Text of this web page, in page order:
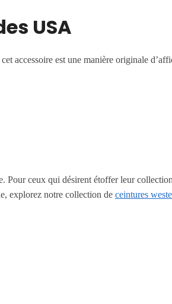
USA
accessoire est une manière originale
Pour ceux qui désirent étoffer leur
explorez notre collection deceintures